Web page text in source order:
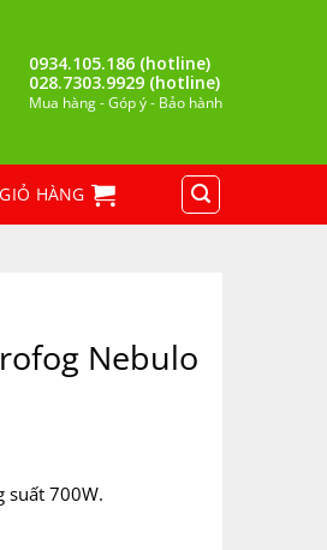
0934.105.186 (hotline)
028.7303.9929 (hotline)
Mua hàng - Góp ý - Bảo hành
GIỎ HÀNG
Nebulo
suất 700W.